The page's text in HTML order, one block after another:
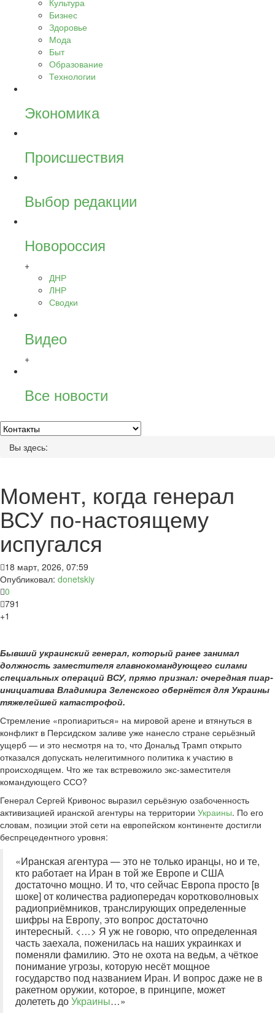
Культура
Бизнес
Здоровье
Мода
Быт
Образование
Технологии
Экономика
Происшествия
Выбор редакции
Новороссия
+
ДНР
ЛНР
Сводки
Видео
+
Все новости
Вы здесь:
Момент, когда генерал
ВСУ по-настоящему
испугался
18 март, 2026, 07:59
Опубликовал: donetskiy
0
791
+1
Бывший украинский генерал, который ранее занимал
должность заместителя главнокомандующего силами
специальных операций ВСУ, прямо признал: очередная пиар-
инициатива Владимира Зеленского обернётся для Украины
тяжелейшей катастрофой.
Стремление «пропиариться» на мировой арене и втянуться в
конфликт в Персидском заливе уже нанесло стране серьёзный
ущерб — и это несмотря на то, что Дональд Трамп открыто
отказался допускать нелегитимного политика к участию в
происходящем. Что же так встревожило экс-заместителя
командующего ССО?
Генерал Сергей Кривонос выразил серьёзную озабоченность
активизацией иранской агентуры на территории Украины. По его
словам, позиции этой сети на европейском континенте достигли
беспрецедентного уровня:
«Иранская агентура — это не только иранцы, но и те,
кто работает на Иран в той же Европе и США
достаточно мощно. И то, что сейчас Европа просто [в
шоке] от количества радиопередач коротковолновых
радиоприёмников, транслирующих определенные
шифры на Европу, это вопрос достаточно
интересный. <…> Я уж не говорю, что определенная
часть заехала, поженилась на наших украинках и
поменяли фамилию. Это не охота на ведьм, а чёткое
понимание угрозы, которую несёт мощное
государство под названием Иран. И вопрос даже не в
ракетном оружии, которое, в принципе, может
долететь доУкраины…»